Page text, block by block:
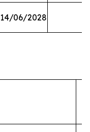
14/06/2028